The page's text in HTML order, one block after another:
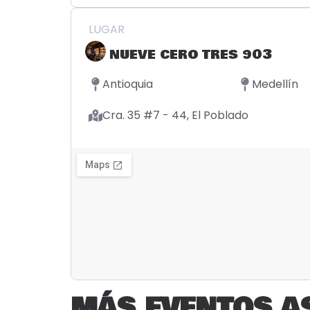
LUGAR
NUEVE CERO TRES 903
Antioquia
Medellín
Cra. 35 #7 - 44, El Poblado